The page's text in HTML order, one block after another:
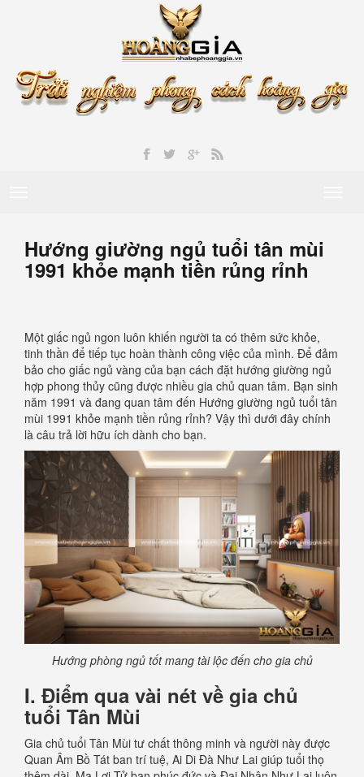
Hướng giường ngủ tuổi tân mùi
1991 khỏe mạnh tiền rủng rỉnh
Một giấc ngủ ngon luôn khiến người ta có thêm sức khỏe,
tinh thần để tiếp tục hoàn thành công việc của mình. Để đảm
bảo cho giấc ngủ vàng của bạn cách đặt hướng giường ngủ
hợp phong thủy cũng được nhiều gia chủ quan tâm. Bạn sinh
năm 1991 và đang quan tâm đến Hướng giường ngủ tuổi tân
mùi 1991 khỏe mạnh tiền rủng rỉnh? Vậy thì dưới đây chính
là câu trả lời hữu ích dành cho bạn.
Hướng phòng ngủ tốt mang tài lộc đến cho gia chủ
I. Điểm qua vài nét về gia chủ
tuổi Tân Mùi
Gia chủ tuổi Tân Mùi tư chất thông minh và người này được
Quan Âm Bồ Tát ban trí tuệ, Ai Di Đà Như Lai giúp tuổi thọ